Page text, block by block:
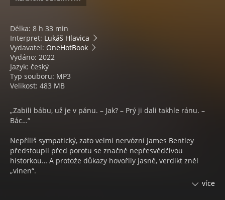
Délka: 8 h 33 min
Interpret: Lukáš Hlavica
Vydavatel: OneHotBook
Vydáno: 2022
Jazyk: český
Typ souboru: MP3
Velikost: 483 MB
„Zabili bábu, už je v pánu. – Jak? – Prý ji dali takhle ránu. –
Bác…“
Nepříliš sympatický, zato velmi nervózní James Bentley
předstoupil před porotu se značně nepřesvědčivou
historkou… A protože důkazy hovořily jasně, verdikt zněl
„vinen“.
více